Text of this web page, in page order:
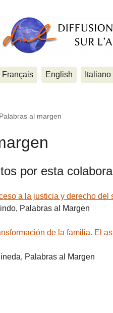
Français English Italiano
Palabras al margen
por esta
a la justicia y derecho del
Palabras al Margen
de la familia. El
Palabras al Margen